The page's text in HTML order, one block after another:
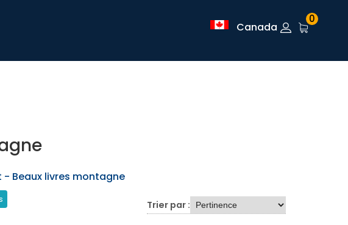
Canada
0
- Beaux livres montagne
Trier par :